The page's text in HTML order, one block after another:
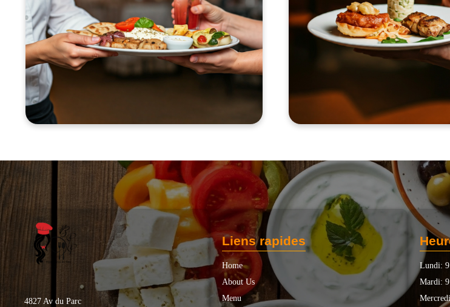
4827 Av du Parc
Liens rapides
Home
About Us
Menu
Lundi:
Mardi: